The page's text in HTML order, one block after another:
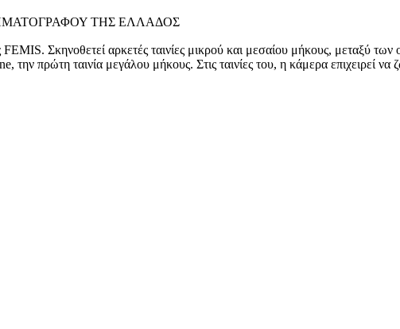
ΤΗΣ ΕΛΛΑΔΟΣ
Σκηνοθετεί αρκετές ταινίες μικρού και μεσαίου μήκους, μεταξύ των
πρώτη ταινία μεγάλου μήκους. Στις ταινίες του, η κάμερα επιχειρεί να